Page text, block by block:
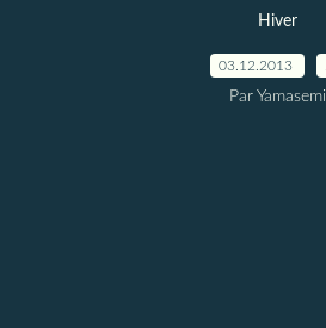
Hiver
03.12.2013
Par Yamasemi